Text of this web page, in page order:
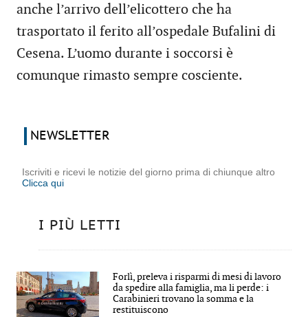
anche l’arrivo dell’elicottero che ha
trasportato il ferito all’ospedale Bufalini di
Cesena. L’uomo durante i soccorsi è
comunque rimasto sempre cosciente.
NEWSLETTER
Iscriviti e ricevi le notizie del giorno prima di chiunque altro
Clicca qui
I PIÙ LETTI
Forlì, preleva i risparmi di mesi di lavoro
da spedire alla famiglia, ma li perde: i
Carabinieri trovano la somma e la
restituiscono